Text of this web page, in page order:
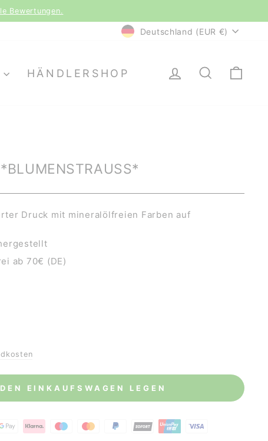
(CH)
WÄHRUNG
Deutschland (EUR €)
HÄNDLERSHOP EINLOGGEN
SUCHE
Druck mit mineralölfreien Farben auf
ab 70€ (DE)
EINKAUFSWAGEN LEGEN